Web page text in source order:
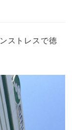
ストレスで徳